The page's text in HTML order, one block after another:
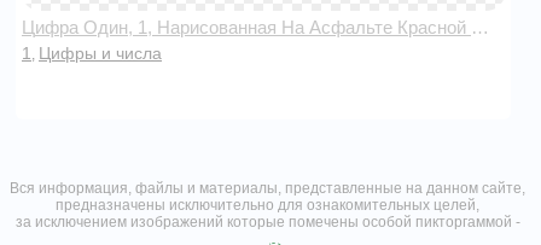
Цифра Один, 1, Нарисованная На Асфальте Красной Краской В Квадрате
1 Цифры и числа
Вся информация, файлы и материалы, представленные на данном сайте,
предназначены исключительно для ознакомительных целей,
за исключением изображений которые помечены особой пикторгаммой -